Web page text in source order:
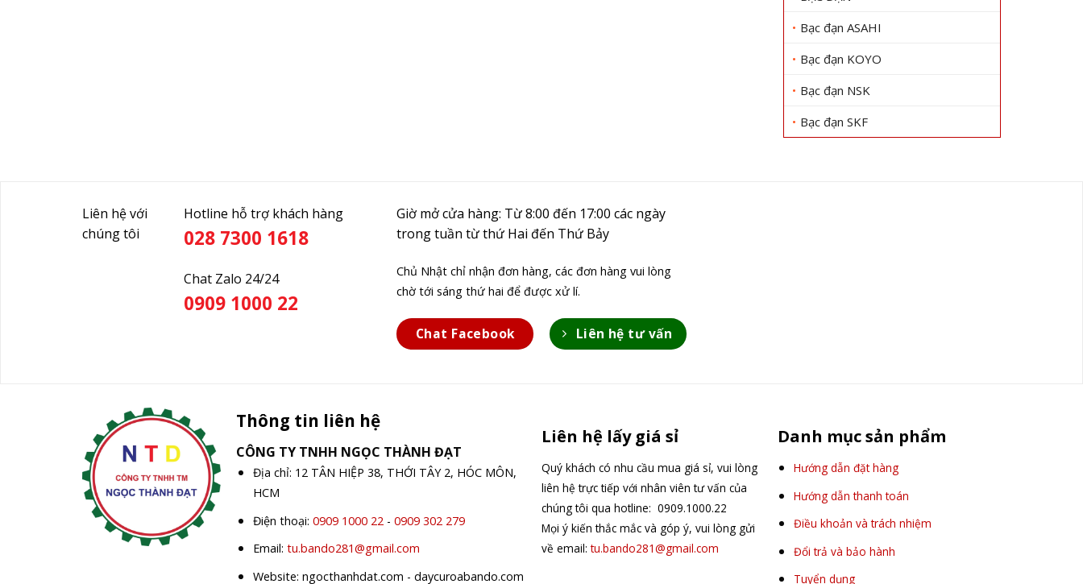
Bạc đạn ASAHI
Bạc đạn KOYO
Bạc đạn NSK
Bạc đạn SKF
Liên hệ với
chúng tôi
Hotline hỗ trợ khách hàng
028 7300 1618
Chat Zalo 24/24
0909 1000 22
Giờ mở cửa hàng: Từ 8:00 đến 17:00 các ngày
trong tuần từ thứ Hai đến Thứ Bảy
Chủ Nhật chỉ nhận đơn hàng, các đơn hàng vui lòng
chờ tới sáng thứ hai để được xử lí.
Chat Facebook Liên hệ tư vấn
Thông tin liên hệ
CÔNG TY TNHH NGỌC THÀNH ĐẠT
Địa chỉ: 12 TÂN HIỆP 38, THỚI TÂY 2, HÓC MÔN,
HCM
Điện thoại:0909 1000 22 -0909 302 279
Email:tu.bando281@gmail.com
Website: ngocthanhdat.com - daycuroabando.com
Liên hệ lấy giá sỉ
Quý khách có nhu cầu mua giá sỉ, vui lòng
liên hệ trực tiếp với nhân viên tư vấn của
chúng tôi qua hotline: 0909.1000.22
Mọi ý kiến thắc mắc và góp ý, vui lòng gửi
về email:tu.bando281@gmail.com
Danh mục sản phẩm
Hướng dẫn đặt hàng
Hướng dẫn thanh toán
Điều khoản và trách nhiệm
Đổi trả và bảo hành
Tuyển dụng